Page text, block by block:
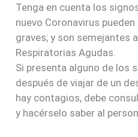
Tenga en cuenta los
nuevo Coronavirus
graves; y son semejantes
Respiratorias Agudas.
Si presenta alguno de los
después de viajar de un
hay contagios, debe
y hacérselo saber al